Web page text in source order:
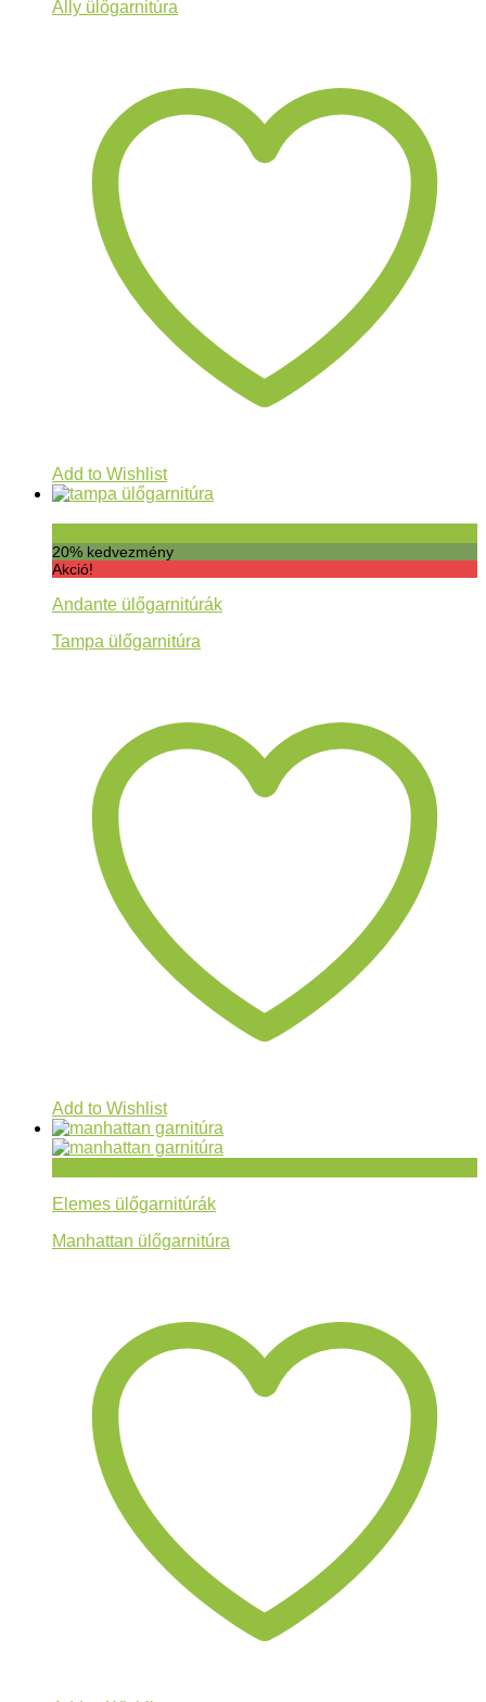
Ally ülőgarnitúra
Add to Wishlist
20% kedvezmény
Akció!
Andante ülőgarnitúrák
Tampa ülőgarnitúra
Add to Wishlist
Elemes ülőgarnitúrák
Manhattan ülőgarnitúra